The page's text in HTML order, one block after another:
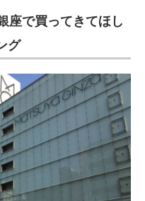
座で買ってきてほし
グ